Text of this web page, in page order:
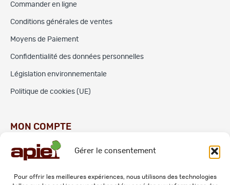
Gérer le consentement
Pour offrir les meilleures expériences, nous utilisons des technologies
Commander en ligne
Conditions générales de ventes
Moyens de Paiement
Confidentialité des données personnelles
Législation environnementale
Politique de cookies (UE)
MON COMPTE
Commandes
Adresses